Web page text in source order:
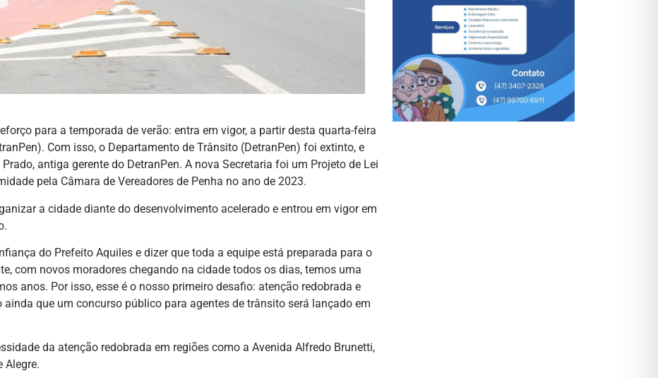
para a temporada de verão: entra em vigor, a partir desta quarta-feira
Com isso, o Departamento de Trânsito (DetranPen) foi extinto, e
antiga gerente do DetranPen. A nova Secretaria foi um Projeto de Lei
pela Câmara de Vereadores de Penha no ano de 2023.
a cidade diante do desenvolvimento acelerado e entrou em vigor em
do Prefeito Aquiles e dizer que toda a equipe está preparada para o
com novos moradores chegando na cidade todos os dias, temos uma
anos. Por isso, esse é o nosso primeiro desafio: atenção redobrada e
que um concurso público para agentes de trânsito será lançado em
da atenção redobrada em regiões como a Avenida Alfredo Brunetti,
Alegre.